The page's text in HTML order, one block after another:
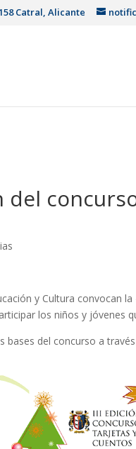
Catral, Alicante
del
y Cultura convocan la
los niños y jóvenes
bases del concurso a